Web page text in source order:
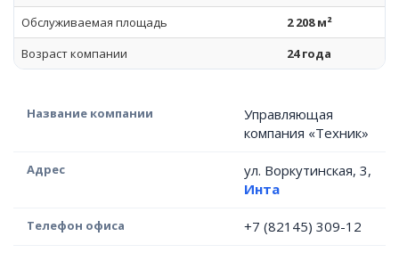
Обслуживаемая площадь
2 208 м²
Возраст компании
24 года
Название компании
Управляющая
компания «Техник»
Адрес
ул. Воркутинская, 3,
Инта
Телефон офиса +7 (82145) 309-12